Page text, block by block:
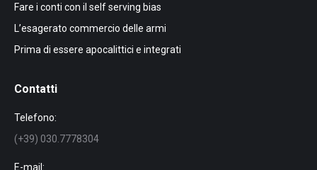
Fare i conti con il self serving bias
L’esagerato commercio delle armi
Prima di essere apocalittici e integrati
Contatti
Telefono:
(+39) 030.7778304
E-mail: